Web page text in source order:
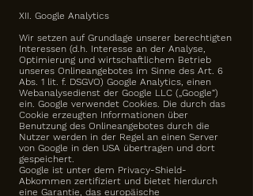
XII. Google Analytics
Wir setzen auf Grundlage unserer berechtigten
Interessen (d.h. Interesse an der Analyse,
Optimierung und wirtschaftlichem Betrieb
unseres Onlineangebotes im Sinne des Art. 6
Abs. 1 lit. f. DSGVO) Google Analytics, einen
Webanalysedienst der Google LLC („Google“)
ein. Google verwendet Cookies. Die durch das
Cookie erzeugten Informationen über
Benutzung des Onlineangebotes durch die
Nutzer werden in der Regel an einen Server
von Google in den USA übertragen und dort
gespeichert.
Google ist unter dem Privacy-Shield-
Abkommen zertifiziert und bietet hierdurch
eine Garantie, das europäische